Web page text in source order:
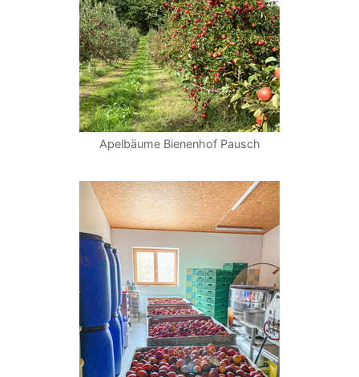
Apelbäume Bienenhof Pausch